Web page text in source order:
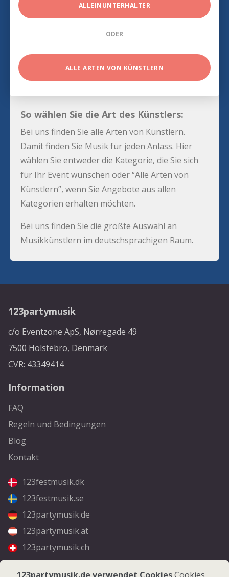
ALLEINUNTERHALTER
ODER
ALLE ARTEN VON KÜNSTLERN
So wählen Sie die Art des Künstlers:
Bei uns finden Sie alle Arten von Künstlern.
Damit finden Sie Musik für jeden Anlass. Hier
wählen Sie entweder die Kategorie, die Sie sich
für Ihr Event wünschen oder “Alle Arten von
Künstlern”, wenn Sie Angebote aus allen
Kategorien erhalten möchten.
Bei uns finden Sie die größte Auswahl an
Musikkünstlern im deutschsprachigen Raum.
123partymusik
c/o Eventzone ApS, Nørregade 49
7500 Holstebro, Denmark
CVR: 43349414
Information
FAQ
Regeln und Bedingungen
Blog
Kontakt
123festmusik.dk
123festmusik.se
123partymusik.de
123partymusik.at
123partymusik.ch
Folgen Sie uns